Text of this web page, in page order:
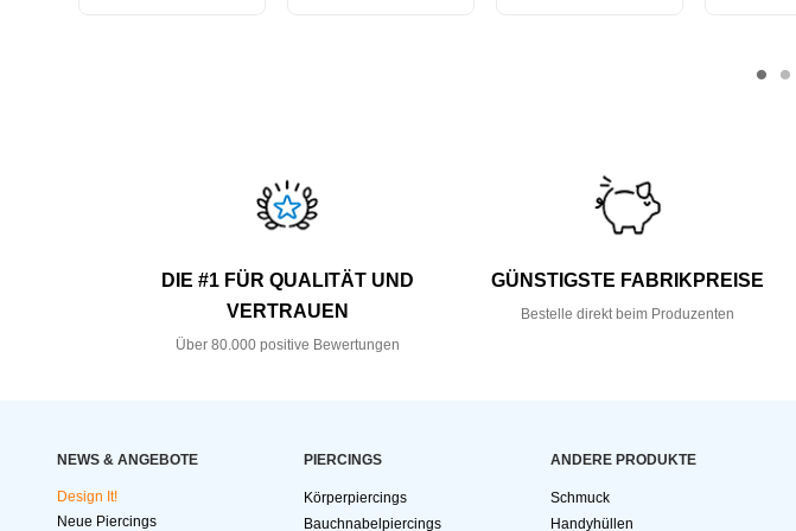
DIE #1 FÜR QUALITÄT UND
VERTRAUEN
Über 80.000 positive Bewertungen
GÜNSTIGSTE FABRIKPREISE
Bestelle direkt beim Produzenten
NEWS & ANGEBOTE
Design It!
Neue Piercings
PIERCINGS
Körperpiercings
Bauchnabelpiercings
ANDERE PRODUKTE
Schmuck
Handyhüllen